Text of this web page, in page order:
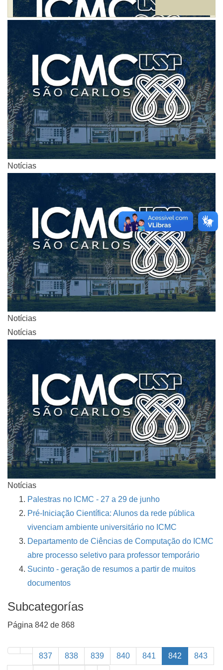
Notícias
Notícias
Notícias
Notícias
Notícias
Palestras no ICMC - 27 a 29 de junho
Pré-Iniciação Científica: Alunos da rede pública
vivenciam ambiente universitário no ICMC
Departamento de Ciências de Computação do ICMC
abre processo seletivo para professor temporário
Sucinto - geração de resumos a partir de muitos
documentos
Subcategorías
Página 842 de 868
837 838 839 840 841 842 843